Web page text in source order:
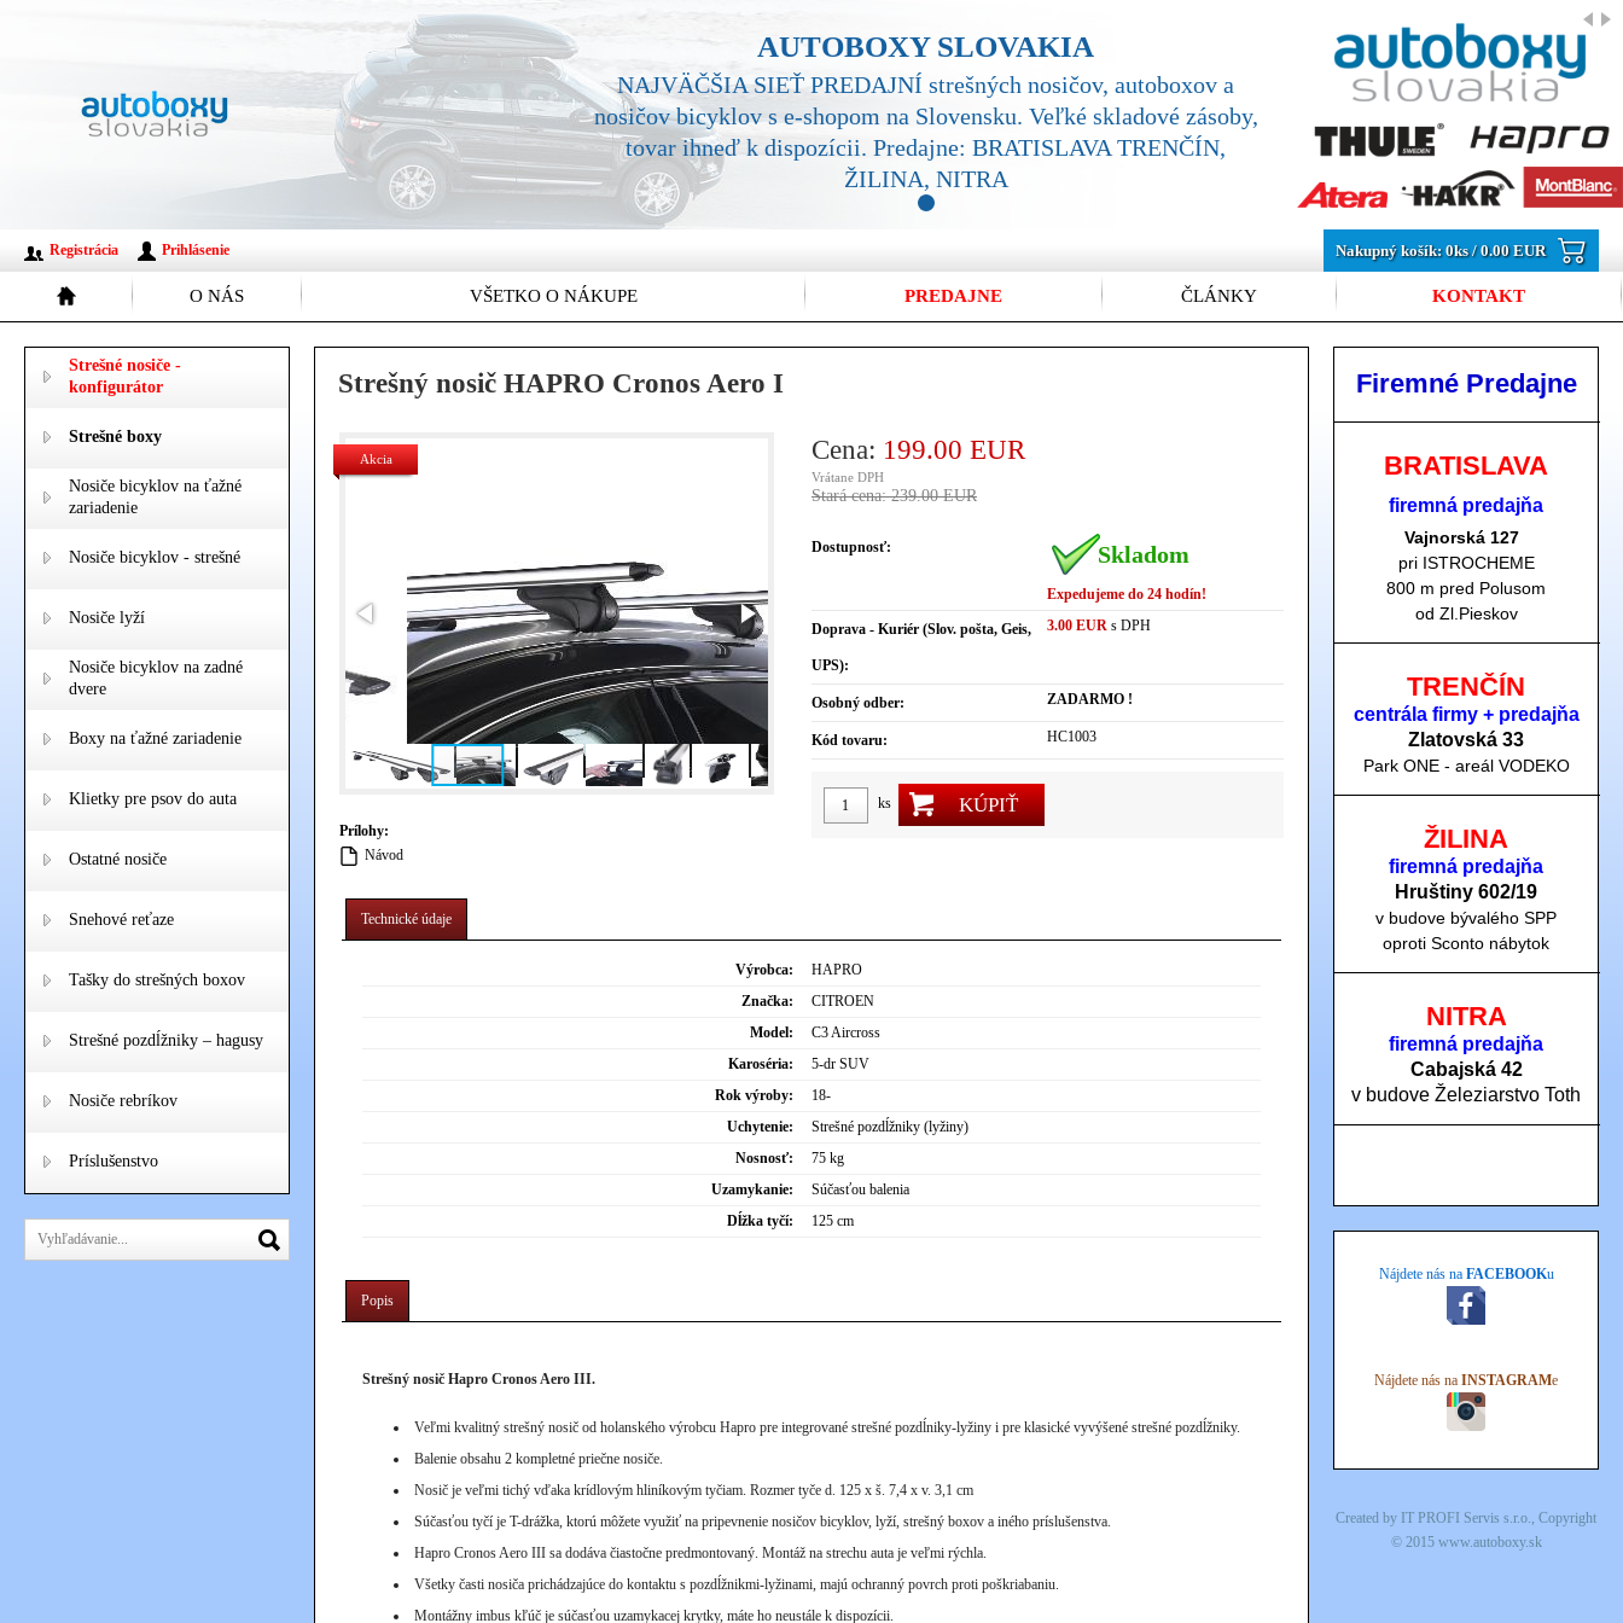
AUTOBOXY SLOVAKIA
NAJVÄČŠIA SIEŤ PREDAJNÍ strešných nosičov, autoboxov a
nosičov bicyklov s e-shopom na Slovensku. Veľké skladové zásoby,
tovar ihneď k dispozícii. Predajne: BRATISLAVA TRENČÍN,
ŽILINA, NITRA
Nakupný košík:0ks /0.00 EUR
O NÁS VŠETKO O NÁKUPE PREDAJNE ČLÁNKY KONTAKT
Registrácia Prihlásenie
Strešný nosič HAPRO Cronos Aero I
Strešné nosiče -
konfigurátor
Strešné boxy
Nosiče bicyklov na ťažné
zariadenie
Nosiče bicyklov - strešné
Nosiče lyží
Nosiče bicyklov na zadné
dvere
Boxy na ťažné zariadenie
Klietky pre psov do auta
Ostatné nosiče
Snehové reťaze
Tašky do strešných boxov
Strešné pozdĺžniky – hagusy
Nosiče rebríkov
Príslušenstvo
Akcia
Prílohy:
Návod
Cena: 199.00 EUR
Vrátane DPH
Stará cena: 239.00 EUR
Dostupnosť: Skladom
Expedujeme do 24 hodín!
Doprava - Kuriér (Slov. pošta, Geis,
UPS):
3.00 EUR s DPH
Osobný odber: ZADARMO !
Kód tovaru: HC1003
ks KÚPIŤ
Technické údaje
Výrobca:
HAPRO
Značka:
CITROEN
Model:
C3 Aircross
Karoséria:
5-dr SUV
Rok výroby:
18-
Uchytenie:
Strešné pozdĺžniky (lyžiny)
Nosnosť:
75 kg
Uzamykanie:
Súčasťou balenia
Dĺžka tyčí:
125 cm
Popis
Strešný nosič Hapro Cronos Aero III.
Veľmi kvalitný strešný nosič od holanského výrobcu Hapro pre integrované strešné pozdĺniky-lyžiny i pre klasické vyvýšené strešné pozdĺžniky.
Balenie obsahu 2 kompletné priečne nosiče.
Nosič je veľmi tichý vďaka krídlovým hliníkovým tyčiam. Rozmer tyče d. 125 x š. 7,4 x v. 3,1 cm
Súčasťou tyčí je T-drážka, ktorú môžete využiť na pripevnenie nosičov bicyklov, lyží, strešný boxov a iného príslušenstva.
Hapro Cronos Aero III sa dodáva čiastočne predmontovaný. Montáž na strechu auta je veľmi rýchla.
Všetky časti nosiča prichádzajúce do kontaktu s pozdĺžnikmi-lyžinami, majú ochranný povrch proti poškriabaniu.
Montážny imbus kľúč je súčasťou uzamykacej krytky, máte ho neustále k dispozícii.
Firemné Predajne
BRATISLAVA
firemná predajňa
Vajnorská 127
pri ISTROCHEME
800 m pred Polusom
od Zl.Pieskov
TRENČÍN
centrála firmy + predajňa
Zlatovská 33
Park ONE - areál VODEKO
ŽILINA
firemná predajňa
Hruštiny 602/19
v budove bývalého SPP
oproti Sconto nábytok
NITRA
firemná predajňa
Cabajská 42
v budove Železiarstvo Toth
Nájdete nás na FACEBOOKu
Nájdete nás na INSTAGRAMe
Created by IT PROFI Servis s.r.o., Copyright
© 2015 www.autoboxy.sk